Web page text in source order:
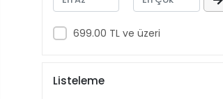
699.00 TL ve üzeri
Listeleme